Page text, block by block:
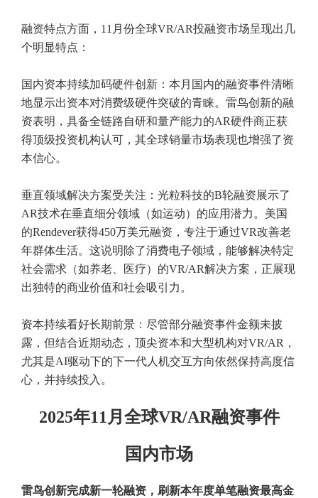
融资特点方面，11月份全球VR/AR投融资市场呈现出几
个明显特点：
国内资本持续加码硬件创新：本月国内的融资事件清晰
地显示出资本对消费级硬件突破的青睐。雷鸟创新的融
资表明，具备全链路自研和量产能力的AR硬件商正获
得顶级投资机构认可，其全球销量市场表现也增强了资
本信心。
垂直领域解决方案受关注：光粒科技的B轮融资展示了
AR技术在垂直细分领域（如运动）的应用潜力。美国
的Rendever获得450万美元融资，专注于通过VR改善老
年群体生活。这说明除了消费电子领域，能够解决特定
社会需求（如养老、医疗）的VR/AR解决方案，正展现
出独特的商业价值和社会吸引力。
资本持续看好长期前景：尽管部分融资事件金额未披
露，但结合近期动态，顶尖资本和大型机构对VR/AR，
尤其是AI驱动下的下一代人机交互方向依然保持高度信
心，并持续投入。
2025年11月全球VR/AR融资事件
国内市场
雷鸟创新完成新一轮融资，刷新本年度单笔融资最高金